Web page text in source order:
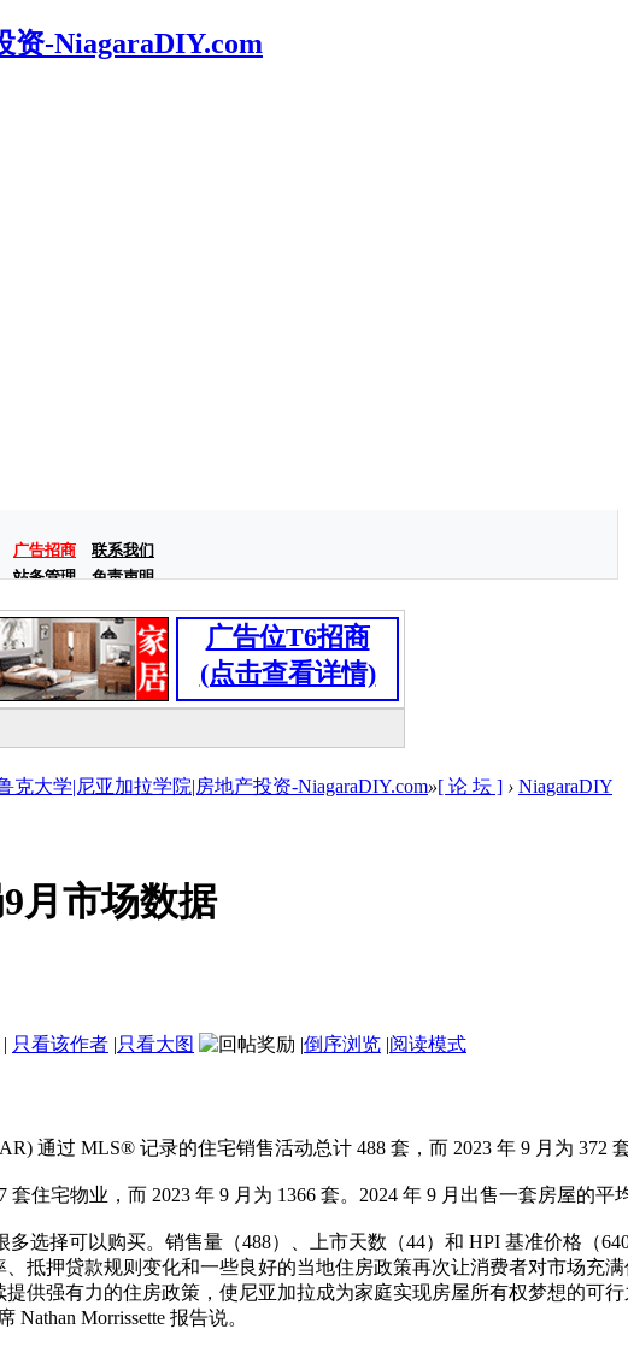
广告招商
联系我们
站务管理
免责声明
广告位T6招商
(点击查看详情)
大学|尼亚加拉学院|房地产投资-NiagaraDIY.com»[ 论 坛 ] › NiagaraDIY
月市场数据
| 只看该作者 |只看大图 |倒序浏览 |阅读模式
通过 MLS® 记录的住宅销售活动总计 488 套，而 2023 年 9 月为 372
住宅物业，而 2023 年 9 月为 1366 套。2024 年 9 月出售一套房屋的平
选择可以购买。销售量（488）、上市天数（44）和 HPI 基准价格（
抵押贷款规则变化和一些良好的当地住房政策再次让消费者对市场充
供强有力的住房政策，使尼亚加拉成为家庭实现房屋所有权梦想的可
Morrissette 报告说。